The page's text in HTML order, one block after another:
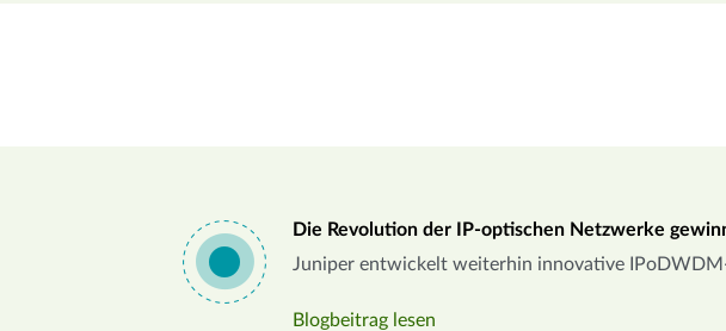
Die Revolution der IP-optischen Netzwerke
Juniper entwickelt weiterhin innovative
Blogbeitrag lesen